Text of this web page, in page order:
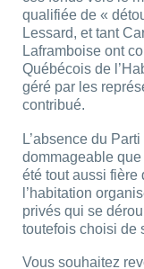
qualifiée de «
Lessard, et tant
Laframboise ont
Québécois de
géré par les
contribué.
L’absence du
dommageable
été tout aussi fière
l’habitation
privés qui se
toutefois choisi de
Vous souhaitez